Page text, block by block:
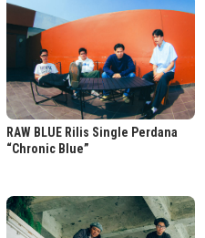
RAW BLUE Rilis Single Perdana
“Chronic Blue”